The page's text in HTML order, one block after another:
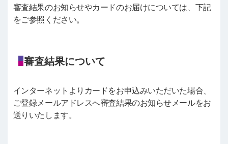
審査結果のお知らせやカードのお届けについては、下記
をご参照ください。
審査結果について
インターネットよりカードをお申込みいただいた場合、
ご登録メールアドレスへ審査結果のお知らせメールをお
送りいたします。